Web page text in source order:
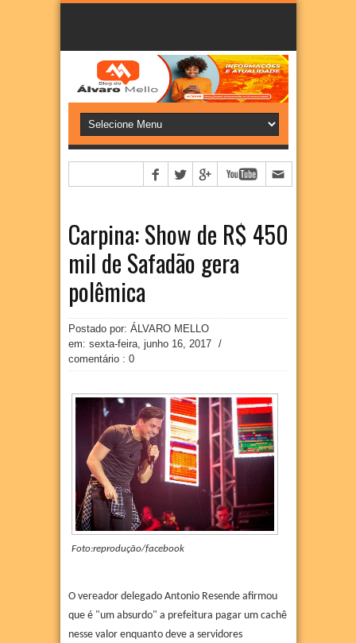
Carpina: Show de R$ 450
mil de Safadão gera
polêmica
Postado por: ÁLVARO MELLO
em: sexta-feira, junho 16, 2017
/
comentário : 0
Foto:reprodução/facebook
O vereador delegado Antonio Resende afirmou
que é "um absurdo" a prefeitura pagar um cachê
nesse valor enquanto deve a servidores